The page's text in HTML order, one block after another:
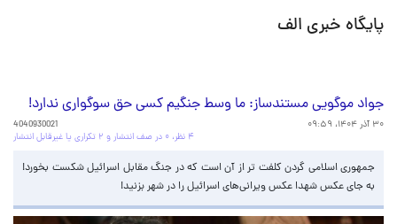
پایگاه خبری الف
جواد موگویی مستندساز: ما وسط جنگیم کسی حق سوگواری ندارد!
۳۰ آذر ۱۴۰۴، ۰۹:۵۹
4040930021
۴ نظر، ۰ در صف انتشار و ۲ تکراری یا غیرقابل انتشار
جمهوری اسلامی گردن کلفت تر از آن است که در جنگ مقابل اسرائیل شکست بخورد!
به جای عکس شهدا عکس ویرانی‌های اسرائیل را در شهر بزنید!